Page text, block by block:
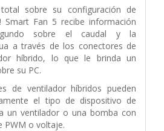
sobre su configuración de
Smart Fan 5 recibe información
sobre el caudal y la
a través de los conectores de
híbrido, lo que le brinda un
su PC.
de ventilador híbridos pueden
el tipo de dispositivo de
un ventilador o una bomba con
PWM o voltaje.